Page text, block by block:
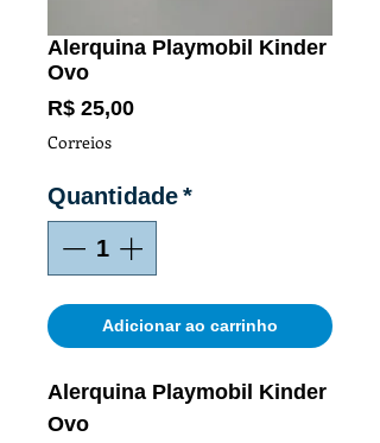
Alerquina Playmobil Kinder
Ovo
R$ 25,00Preço
Correios
Quantidade*
Adicionar ao carrinho
Alerquina Playmobil Kinder
Ovo